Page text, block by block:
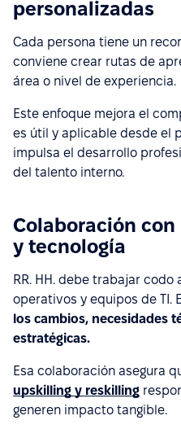
personalizadas
Cada persona tiene un
conviene crear rutas de
área o nivel de experiencia.
Este enfoque mejora el
es útil y aplicable desde el
impulsa el desarrollo
del talento interno.
Colaboración
y tecnología
RR. HH. debe trabajar codo
operativos y equipos de TI.
los cambios, necesidades
estratégicas.
Esa colaboración asegura
upskilling y reskilling
generen impacto tangible.